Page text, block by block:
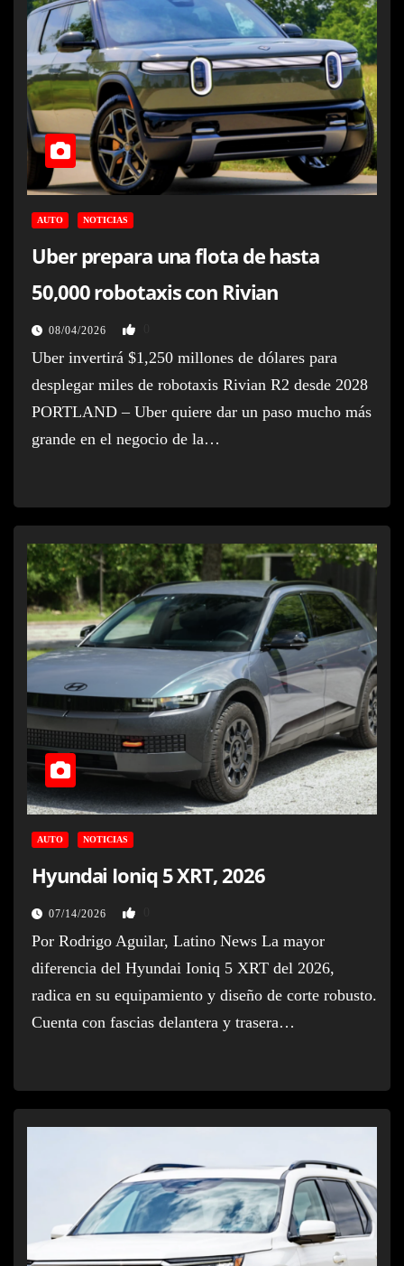
AUTO NOTICIAS
Uber prepara una flota de hasta
50,000 robotaxis con Rivian
08/04/2026
Uber invertirá $1,250 millones de dólares para
desplegar miles de robotaxis Rivian R2 desde 2028
PORTLAND – Uber quiere dar un paso mucho más
grande en el negocio de la…
AUTO NOTICIAS
Hyundai Ioniq 5 XRT, 2026
07/14/2026
Por Rodrigo Aguilar, Latino News La mayor
diferencia del Hyundai Ioniq 5 XRT del 2026,
radica en su equipamiento y diseño de corte robusto.
Cuenta con fascias delantera y trasera…